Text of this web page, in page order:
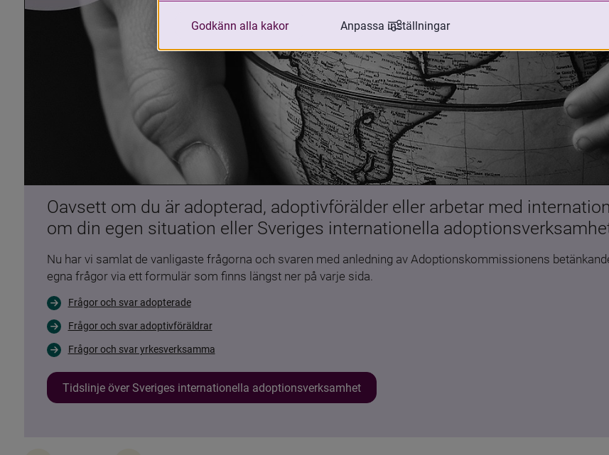
Oavsett om du är adopterad, adoptivförälder eller arbetar med
om din egen situation eller Sveriges internationella
Nu har vi samlat de vanligaste frågorna och svaren med anledning av Adoptionskommissionens
egna frågor via ett formulär som finns längst ner på varje sida.
Frågor och svar adopterade
Frågor och svar adoptivföräldrar
Frågor och svar yrkesverksamma
Tidslinje över Sveriges internationella adoptionsverksamhet
Godkänn alla kakor Anpassa inställningar